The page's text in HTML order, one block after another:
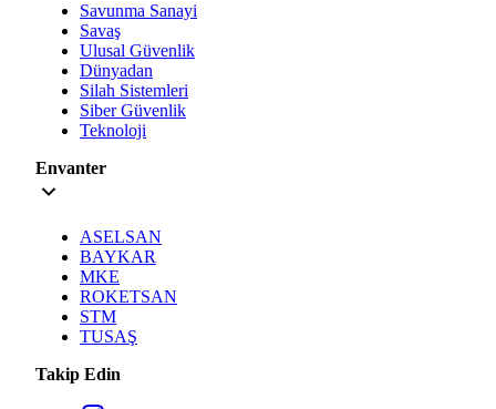
Savunma Sanayi
Savaş
Ulusal Güvenlik
Dünyadan
Silah Sistemleri
Siber Güvenlik
Teknoloji
Envanter
ASELSAN
BAYKAR
MKE
ROKETSAN
STM
TUSAŞ
Takip Edin